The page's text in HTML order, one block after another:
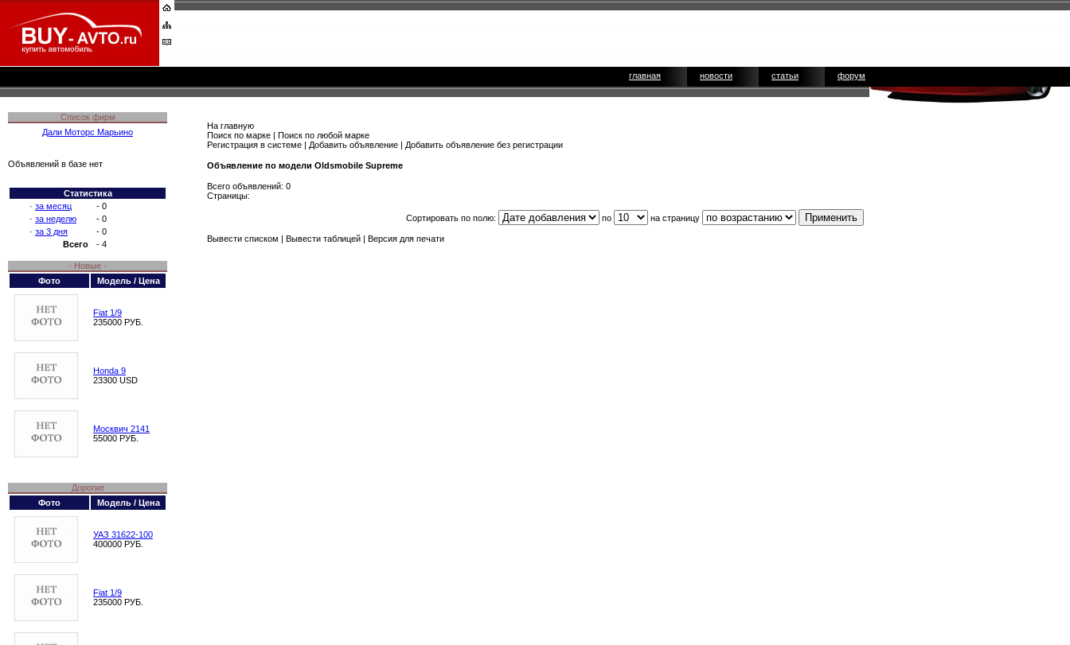
главная новости статьи форум
Список фирм
Дали Моторс Марьино
Объявлений в базе нет
Статистика
· за месяц
- 0
· за неделю
- 0
· за 3 дня
- 0
Всего
- 4
· Новые ·
Фото
Модель / Цена
Fiat 1/9
235000 РУБ.
Honda 9
23300 USD
Москвич 2141
55000 РУБ.
Дорогие
Фото
Модель / Цена
УАЗ 31622-100
400000 РУБ.
Fiat 1/9
235000 РУБ.
На главную
Поиск по марке | Поиск по любой марке
Регистрация в системе | Добавить объявление | Добавить объявление без регистрации
Объявление по модели Oldsmobile Supreme
Всего объявлений: 0
Страницы:
Сортировать по полю: по на страницу
Вывести списком | Вывести таблицей | Версия для печати